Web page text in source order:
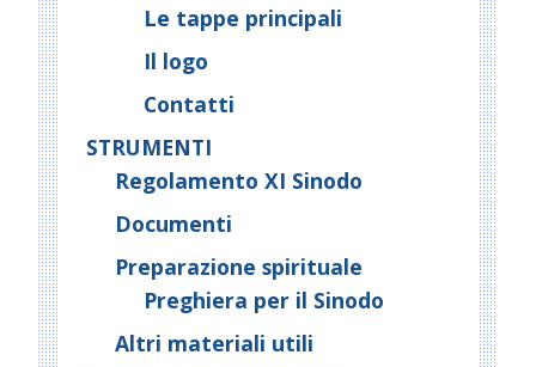
Le tappe principali
Il logo
Contatti
STRUMENTI
Regolamento XI Sinodo
Documenti
Preparazione spirituale
Preghiera per il Sinodo
Altri materiali utili